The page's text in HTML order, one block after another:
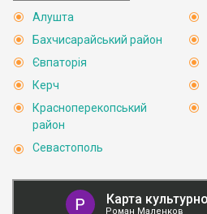
Алушта
Бахчисарайський район
Євпаторія
Керч
Красноперекопський
район
Севастополь